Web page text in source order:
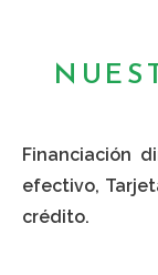
Financiación
efectivo,
crédito.